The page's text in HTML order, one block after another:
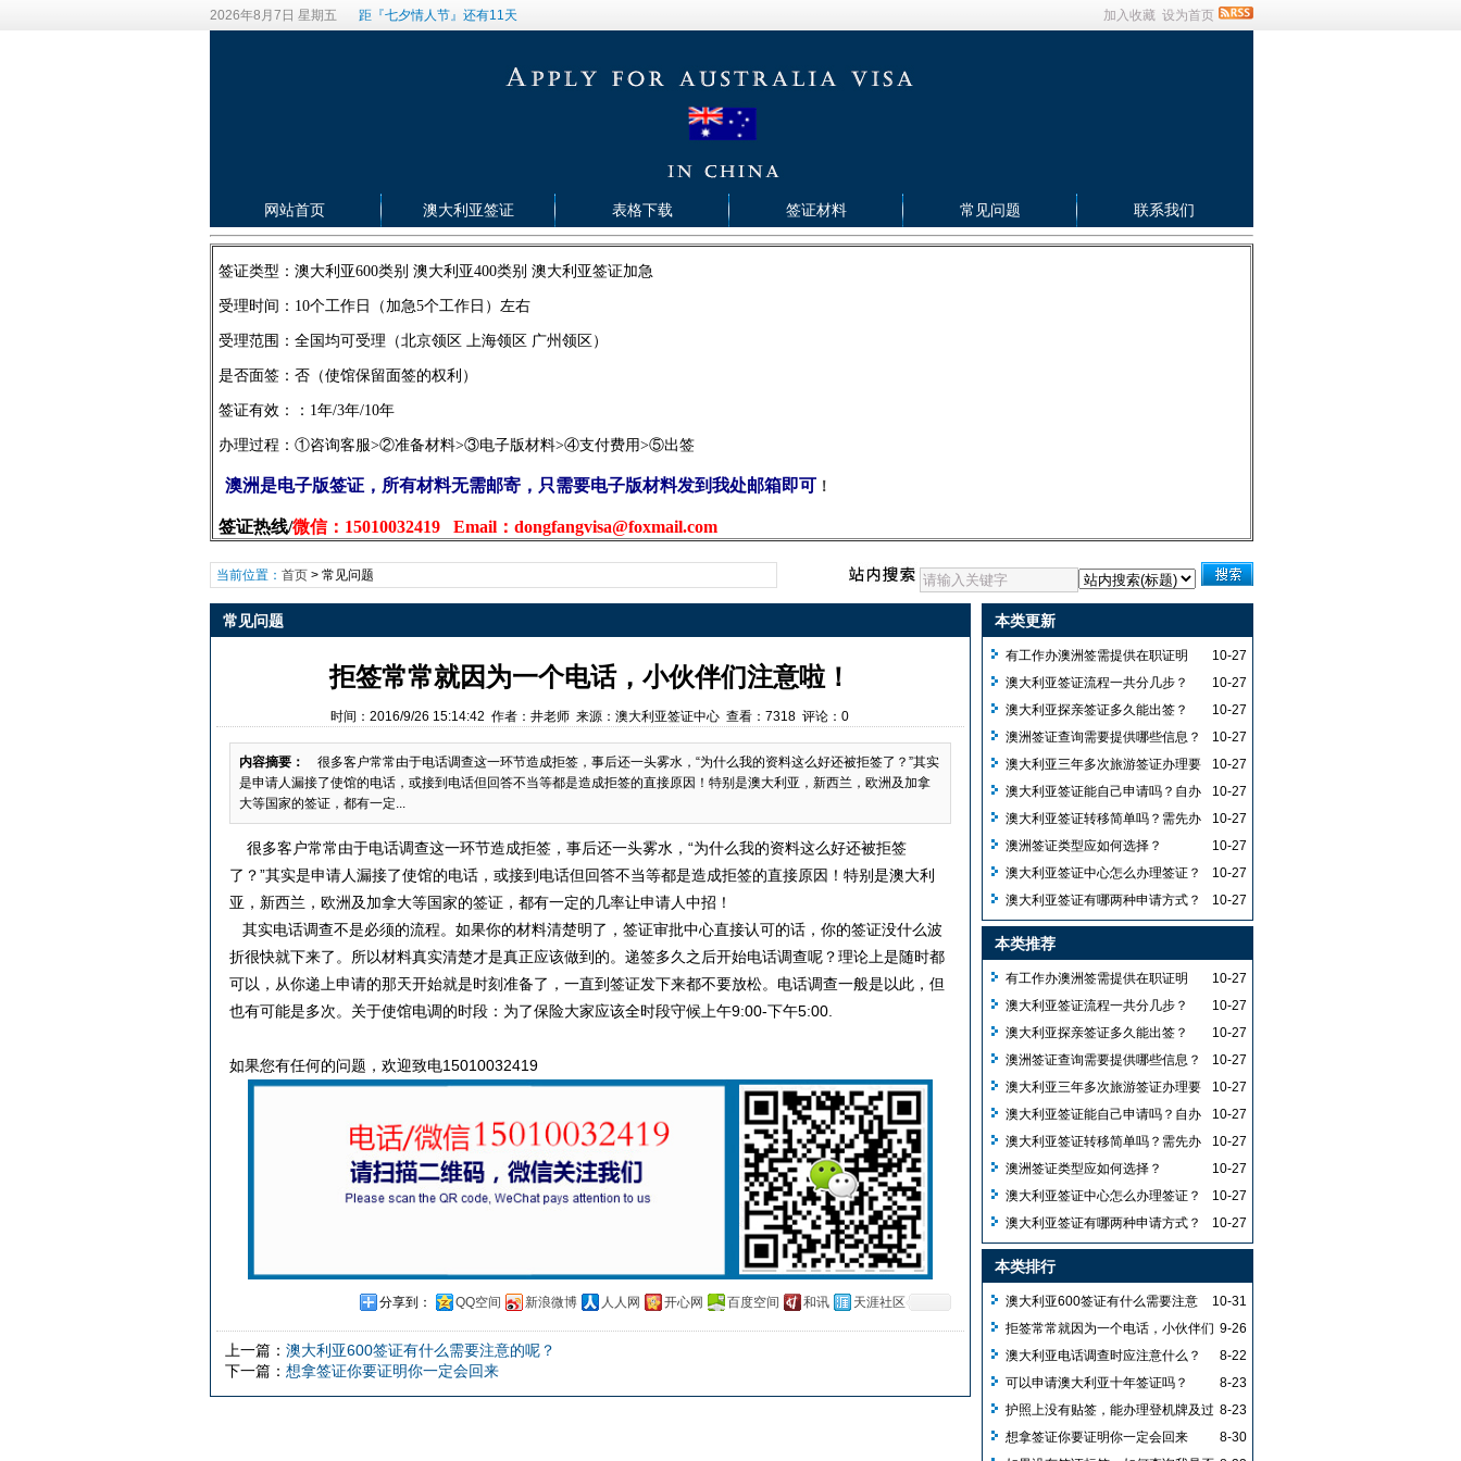
2026年8月7日 星期五 距『七夕情人节』还有11天 加入收藏 设为首页
网站首页 澳大利亚签证 表格下载 签证材料 常见问题 联系我们
签证类型：澳大利亚600类别 澳大利亚400类别 澳大利亚签证加急
受理时间：10个工作日（加急5个工作日）左右
受理范围：全国均可受理（北京领区 上海领区 广州领区）
是否面签：否（使馆保留面签的权利）
签证有效：：1年/3年/10年
办理过程：①咨询客服>②准备材料>③电子版材料>④支付费用>⑤出签
澳洲是电子版签证，所有材料无需邮寄，只需要电子版材料发到我处邮箱即可 ！
签证热线/微信：15010032419 Email：dongfangvisa@foxmail.com
当前位置： 首页> 常见问题
常见问题
拒签常常就因为一个电话，小伙伴们注意啦！
时间：2016/9/26 15:14:42 作者：井老师 来源：澳大利亚签证中心 查看：7318 评论：0
内容摘要：
很多客户常常由于电话调查这一环节造成拒签，事后还一头雾水，“为什么我的资料这么好还被拒签了？”其实
是申请人漏接了使馆的电话，或接到电话但回答不当等都是造成拒签的直接原因！特别是澳大利亚，新西兰，欧洲及加拿
大等国家的签证，都有一定...
很多客户常常由于电话调查这一环节造成拒签，事后还一头雾水，“为什么我的资料这么好还被拒签
了？”其实是申请人漏接了使馆的电话，或接到电话但回答不当等都是造成拒签的直接原因！特别是澳大利
亚，新西兰，欧洲及加拿大等国家的签证，都有一定的几率让申请人中招！
其实电话调查不是必须的流程。如果你的材料清楚明了，签证审批中心直接认可的话，你的签证没什么波
折很快就下来了。所以材料真实清楚才是真正应该做到的。递签多久之后开始电话调查呢？理论上是随时都
可以，从你递上申请的那天开始就是时刻准备了，一直到签证发下来都不要放松。电话调查一般是以此，但
也有可能是多次。关于使馆电调的时段：为了保险大家应该全时段守候上午9:00-下午5:00.
如果您有任何的问题，欢迎致电15010032419
分享到： QQ空间 新浪微博 人人网 开心网 百度空间 和讯 天涯社区
上一篇： 澳大利亚600签证有什么需要注意的呢？
下一篇： 想拿签证你要证明你一定会回来
本类更新
10-27
有工作办澳洲签需提供在职证明
吗？资产咋准备能提高出签率？
10-27
澳大利亚签证流程一共分几步？
10-27
澳大利亚探亲签证多久能出签？
10-27
澳洲签证查询需要提供哪些信息？
10-27
澳大利亚三年多次旅游签证办理要
求有哪些？
10-27
澳大利亚签证能自己申请吗？自办
需经签证中心且不能直接去使馆？
10-27
澳大利亚签证转移简单吗？需先办
新护照且旧签有效才能转移吗？
10-27
澳洲签证类型应如何选择？
10-27
澳大利亚签证中心怎么办理签证？
10-27
澳大利亚签证有哪两种申请方式？
为何建议选纸质版去使馆提交？
本类推荐
10-27
有工作办澳洲签需提供在职证明
吗？资产咋准备能提高出签率？
10-27
澳大利亚签证流程一共分几步？
10-27
澳大利亚探亲签证多久能出签？
10-27
澳洲签证查询需要提供哪些信息？
10-27
澳大利亚三年多次旅游签证办理要
求有哪些？
10-27
澳大利亚签证能自己申请吗？自办
需经签证中心且不能直接去使馆？
10-27
澳大利亚签证转移简单吗？需先办
新护照且旧签有效才能转移吗？
10-27
澳洲签证类型应如何选择？
10-27
澳大利亚签证中心怎么办理签证？
10-27
澳大利亚签证有哪两种申请方式？
为何建议选纸质版去使馆提交？
本类排行
10-31
澳大利亚600签证有什么需要注意
的呢？
9-26
拒签常常就因为一个电话，小伙伴们
注意啦！
8-22
澳大利亚电话调查时应注意什么？
8-23
可以申请澳大利亚十年签证吗？
8-23
护照上没有贴签，能办理登机牌及过
海关吗？
8-30
想拿签证你要证明你一定会回来